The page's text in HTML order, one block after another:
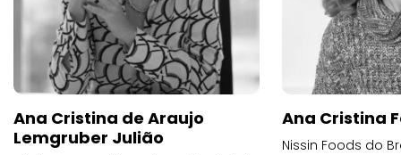
Ana Cristina de Araujo
Lemgruber Julião
Ana Cristina
Nissin Foods do